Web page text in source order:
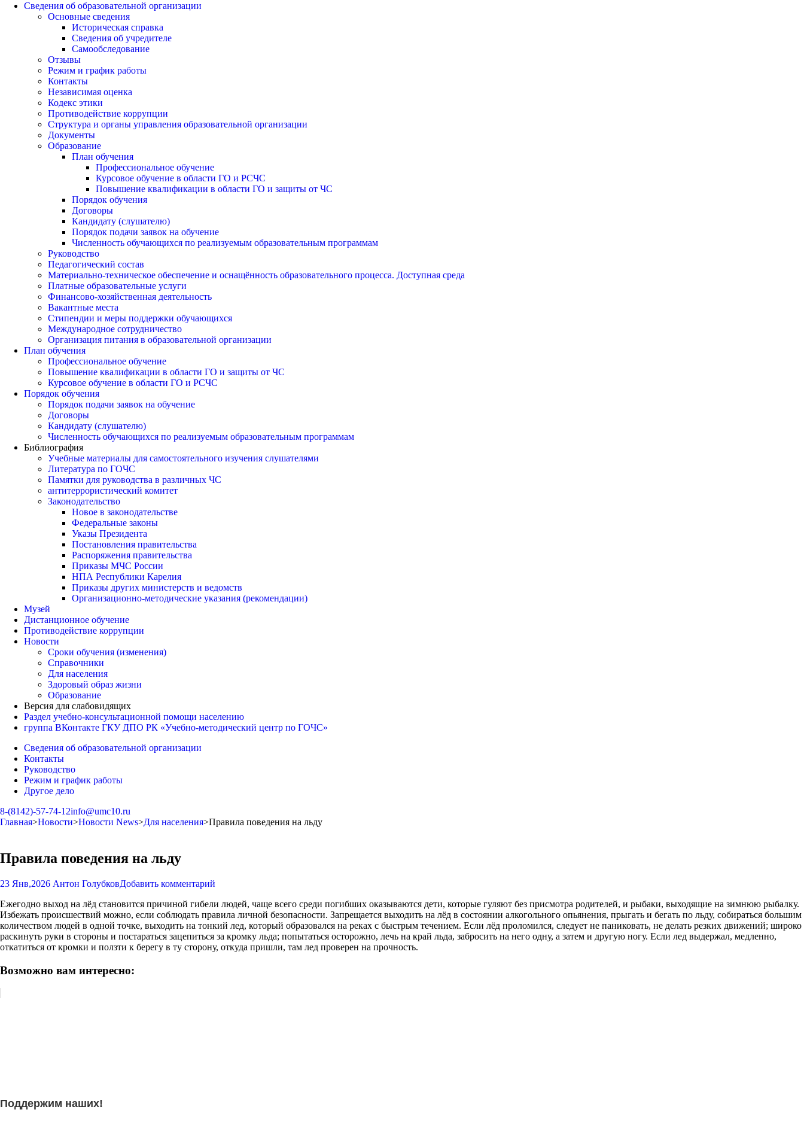
Сведения об образовательной организации
Основные сведения
Историческая справка
Сведения об учредителе
Самообследование
Отзывы
Режим и график работы
Контакты
Независимая оценка
Кодекс этики
Противодействие коррупции
Структура и органы управления образовательной организации
Документы
Образование
План обучения
Профессиональное обучение
Курсовое обучение в области ГО и РСЧС
Повышение квалификации в области ГО и защиты от ЧС
Порядок обучения
Договоры
Кандидату (слушателю)
Порядок подачи заявок на обучение
Численность обучающихся по реализуемым образовательным программам
Руководство
Педагогический состав
Материально-техническое обеспечение и оснащённость образовательного процесса. Доступная среда
Платные образовательные услуги
Финансово-хозяйственная деятельность
Вакантные места
Стипендии и меры поддержки обучающихся
Международное сотрудничество
Организация питания в образовательной организации
План обучения
Профессиональное обучение
Повышение квалификации в области ГО и защиты от ЧС
Курсовое обучение в области ГО и РСЧС
Порядок обучения
Порядок подачи заявок на обучение
Договоры
Кандидату (слушателю)
Численность обучающихся по реализуемым образовательным программам
Библиография
Учебные материалы для самостоятельного изучения слушателями
Литература по ГОЧС
Памятки для руководства в различных ЧС
антитеррористический комитет
Законодательство
Новое в законодательстве
Федеральные законы
Указы Президента
Постановления правительства
Распоряжения правительства
Приказы МЧС России
НПА Республики Карелия
Приказы других министерств и ведомств
Организационно-методические указания (рекомендации)
Музей
Дистанционное обучение
Противодействие коррупции
Новости
Сроки обучения (изменения)
Справочники
Для населения
Здоровый образ жизни
Образование
Версия для слабовидящих
Раздел учебно-консультационной помощи населению
группа ВКонтакте ГКУ ДПО РК «Учебно-методический центр по ГОЧС»
Сведения об образовательной организации
Контакты
Руководство
Режим и график работы
Другое дело
8-(8142)-57-74-12info@umc10.ru
Главная>Новости>Новости News>Для населения>Правила поведения на льду
Правила поведения на льду
23 Янв,2026 Антон ГолубковДобавить комментарий
Ежегодно выход на лёд становится причиной гибели людей, чаще всего среди погибших оказываются дети, которые гуляют без присмотра родителей, и рыбаки, выходящие на зимнюю рыбалку.
Избежать происшествий можно, если соблюдать правила личной безопасности. Запрещается выходить на лёд в состоянии алкогольного опьянения, прыгать и бегать по льду, собираться большим
количеством людей в одной точке, выходить на тонкий лед, который образовался на реках с быстрым течением. Если лёд проломился, следует не паниковать, не делать резких движений; широко
раскинуть руки в стороны и постараться зацепиться за кромку льда; попытаться осторожно, лечь на край льда, забросить на него одну, а затем и другую ногу. Если лед выдержал, медленно,
откатиться от кромки и ползти к берегу в ту сторону, откуда пришли, там лед проверен на прочность.
Возможно вам интересно:
Поддержим наших!